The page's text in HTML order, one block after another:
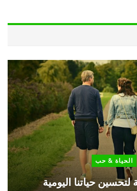
الحياة & حب
حياتنا اليومية